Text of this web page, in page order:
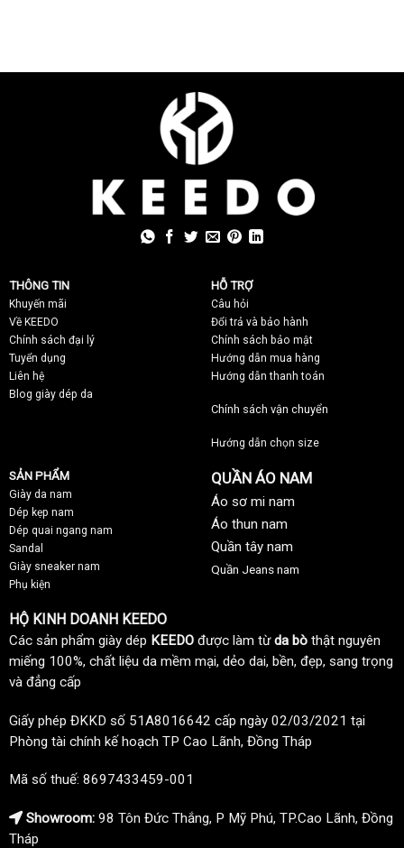
THÔNG TIN
Khuyến mãi
Về KEEDO
Chính sách đại lý
Tuyển dụng
Liên hệ
Blog giày dép da
HỖ TRỢ
Câu hỏi
Đổi trả và bảo hành
Chính sách bảo mật
Hướng dẫn mua hàng
Hướng dẫn thanh toán
Chính sách vận chuyển
Hướng dẫn chọn size
SẢN PHẨM
Giày da nam
Dép kẹp nam
Dép quai ngang nam
Sandal
Giày sneaker nam
Phụ kiện
QUẦN ÁO NAM
Áo sơ mi nam
Áo thun nam
Quần tây nam
Quần Jeans nam
HỘ KINH DOANH KEEDO
Các sản phẩm giày dép KEEDO được làm từda bò thật nguyên
miếng 100%, chất liệu da mềm mại, dẻo dai, bền, đẹp, sang trọng
và đẳng cấp
Giấy phép ĐKKD số 51A8016642 cấp ngày 02/03/2021 tại
Phòng tài chính kế hoạch TP Cao Lãnh, Đồng Tháp
Mã số thuế: 8697433459-001
Showroom: 98 Tôn Đức Thắng, P Mỹ Phú, TP.Cao Lãnh, Đồng
Tháp